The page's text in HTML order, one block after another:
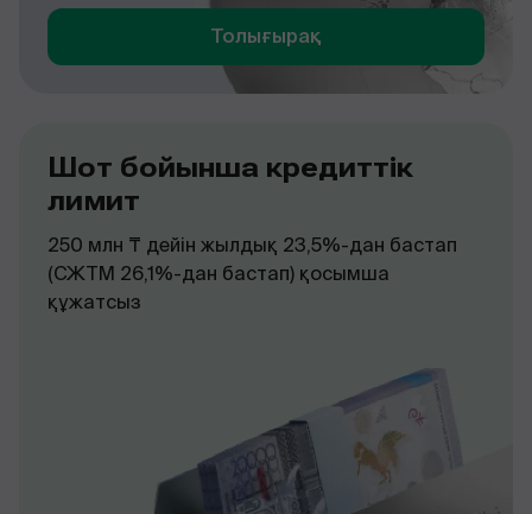
Толығырақ
Шот бойынша кредиттік
лимит
250 млн ₸ дейін жылдық 23,5%-дан бастап
(СЖТМ 26,1%-дан бастап) қосымша
құжатсыз